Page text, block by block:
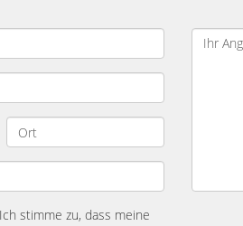
stimme zu, dass meine